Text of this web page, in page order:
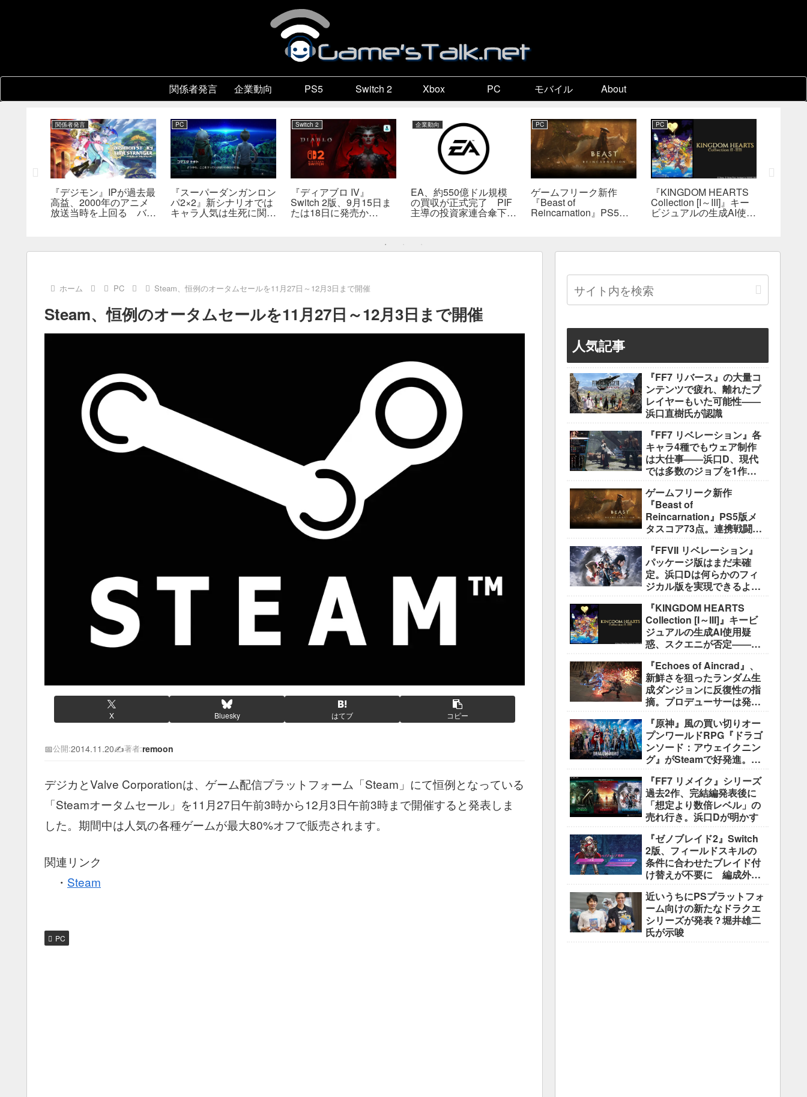
関係者発言 企業動向 PS5 Switch 2 Xbox PC モバイル About
関係者発言
『デジモン』IPが過去最
高益、2000年のアニメ
放送当時を上回る バン
PC
『スーパーダンガンロン
パ2×2』新シナリオでは
キャラ人気は生死に関係
Switch 2
『ディアブロ IV』
Switch 2版、9月15日ま
たは18日に発売か
企業動向
EA、約550億ドル規模
の買収が正式完了 PIF
主導の投資家連合傘下で
PC
ゲームフリーク新作
『Beast of
Reincarnation』PS5版
満
PC
『KINGDOM HEARTS
Collection [I～III]』キー
ビジュアルの生成AI使用
ホーム PC Steam、恒例のオータムセールを11月27日～12月3日まで開催
Steam、恒例のオータムセールを11月27日～12月3日まで開催
X Bluesky はてブ コピー
📅公開:2014.11.20✍️著者:remoon
デジカとValve Corporationは、ゲーム配信プラットフォーム「Steam」にて恒例となっている
「Steamオータムセール」を11月27日午前3時から12月3日午前3時まで開催すると発表しま
した。期間中は人気の各種ゲームが最大80%オフで販売されます。
関連リンク
・ Steam
PC
人気記事
『FF7 リバース』の大量コ
ンテンツで疲れ、離れたプ
レイヤーもいた可能性――
浜口直樹氏が認識
『FF7 リベレーション』各
キャラ4種でもウェア制作
は大仕事――浜口D、現代
では多数のジョブを1作に
説明
ゲームフリーク新作
『Beast of
Reincarnation』PS5版メ
タスコア73点。連携戦闘は
き”には不満
『FFVII リベレーション』
パッケージ版はまだ未確
定。浜口Dは何らかのフィ
ジカル版を実現できるよう
『KINGDOM HEARTS
Collection [I～III]』キービ
ジュアルの生成AI使用疑
惑、スクエニが否定――不
ス」
『Echoes of Aincrad』、
新鮮さを狙ったランダム生
成ダンジョンに反復性の指
摘。プロデューサーは発売
『原神』風の買い切りオー
プンワールドRPG『ドラゴ
ンソード：アウェイクニン
グ』がSteamで好発進。価
件超で約90％好評
『FF7 リメイク』シリーズ
過去2作、完結編発表後に
「想定より数倍レベル」の
売れ行き。浜口Dが明かす
『ゼノブレイド2』Switch
2版、フィールドスキルの
条件に合わせたブレイド付
け替えが不要に 編成外の
近いうちにPSプラットフォ
ーム向けの新たなドラクエ
シリーズが発表？堀井雄二
氏が示唆